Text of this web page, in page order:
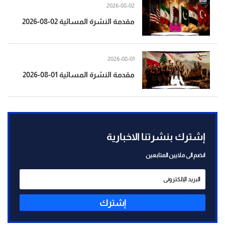
مقدمة النشرة المسائية 02-08-2026
2026-08-02
مقدمة النشرة المسائية 01-08-2026
2026-08-01
إشترك بنشرتنا الاخبارية
انضم الى ملايين المتابعين
إشترك